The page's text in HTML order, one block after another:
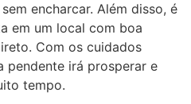
encharcar. Além disso, é
em um local com boa
Com os cuidados
pendente irá prosperar e
tempo.